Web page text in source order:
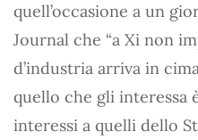
quell’occasione a un
Journal che “a Xi non
d’industria arriva in
quello che gli interessa
interessi a quelli dello